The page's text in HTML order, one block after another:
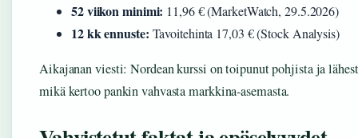
52 viikon minimi: 11,96 € (MarketWatch, 29.5.2026)
12 kk ennuste: Tavoitehinta 17,03 € (Stock Analysis)
Aikajanan viesti: Nordean kurssi on toipunut pohjista ja
mikä kertoo pankin vahvasta markkina-asemasta.